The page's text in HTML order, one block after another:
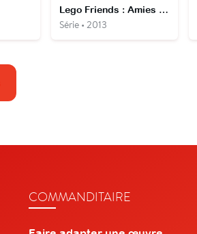
Lego Friends : Amies pour la vie
Série • 2013
COMMANDITAIRE